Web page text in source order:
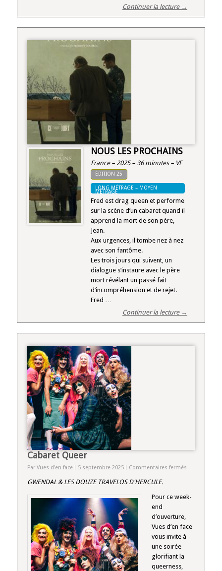
Continuer la lecture →
NOUS LES PROCHAINS
France – 2025 – 36 minutes – VF
ÉDITION 25
LONG MÉTRAGE – MOYEN
MÉTRAGE
Fred est drag queen et performe
sur la scène d’un cabaret quand il
apprend la mort de son père,
Jean.
Aux urgences, il tombe nez à nez
avec son fantôme.
Les trois jours qui suivent, un
dialogue s’instaure avec le père
mort révélant un passé fait
d’incompréhension et de rejet.
Fred …
Continuer la lecture →
Cabaret Queer
Par Vues d'en face 5 septembre 2025 Commentaires fermés
GWENDAL & LES DOUZE TRAVELOS D'HERCULE.
Pour ce week-
end
d’ouverture,
Vues d’en face
vous invite à
une soirée
glorifiant la
queerness,